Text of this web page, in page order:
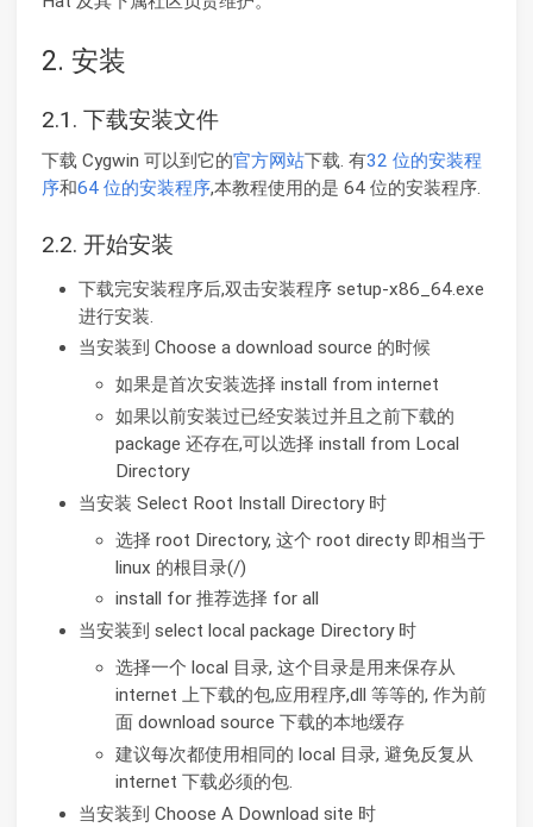
2. 安装
2.1. 下载安装文件
下载 Cygwin 可以到它的官方网站下载. 有32 位的安装程
序和64 位的安装程序,本教程使用的是 64 位的安装程序.
2.2. 开始安装
下载完安装程序后,双击安装程序 setup-x86_64.exe
进行安装.
当安装到 Choose a download source 的时候
如果是首次安装选择 install from internet
如果以前安装过已经安装过并且之前下载的
package 还存在,可以选择 install from Local
Directory
当安装 Select Root Install Directory 时
选择 root Directory, 这个 root directy 即相当于
linux 的根目录(/)
install for 推荐选择 for all
当安装到 select local package Directory 时
选择一个 local 目录, 这个目录是用来保存从
internet 上下载的包,应用程序,dll 等等的, 作为前
面 download source 下载的本地缓存
建议每次都使用相同的 local 目录, 避免反复从
internet 下载必须的包.
当安装到 Choose A Download site 时